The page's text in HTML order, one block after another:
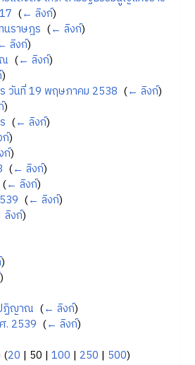
(← ลิงก์)
นราษฎร (← ลิงก์)
ลิงก์)
(← ลิงก์)
)
วันที่ 19 พฤษภาคม 2538 (← ลิงก์)
)
(← ลิงก์)
)
ก์)
(← ลิงก์)
(← ลิงก์)
(← ลิงก์)
ลิงก์)
)
)
ฏิญาณ (← ลิงก์)
. 2539 (← ลิงก์)
(20 | 50 | 100 | 250 | 500)